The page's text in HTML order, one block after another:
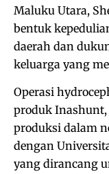
Maluku Utara,
bentuk
daerah dan
keluarga yang
Operasi
produk Inashunt,
produksi dalam
dengan
yang dirancang